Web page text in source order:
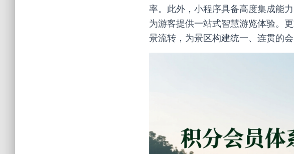
率。此外，小程序具备高度集成能
为游客提供一站式智慧游览体验。
景流转，为景区构建统一、连贯的